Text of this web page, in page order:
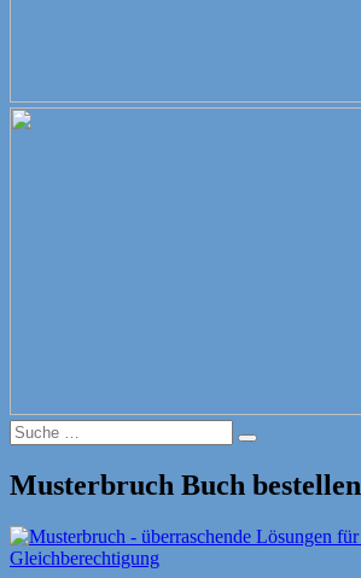
Suche
nach:
Suche
Musterbruch Buch bestellen